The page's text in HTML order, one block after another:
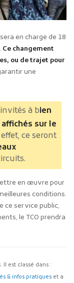
en charge de 18
Ce changement
ou de trajet pour
une
à bien
sur le
effet, ce seront
en œuvre pour
conditions.
ce service public,
le TCO prendra
Il est classé dans :
& infos pratiques et a